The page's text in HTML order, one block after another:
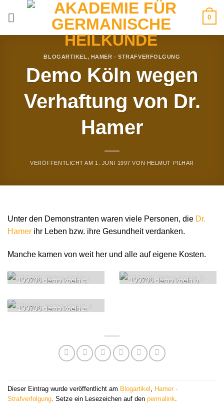
0
BLOGARTIKEL, HAMER - STRAFVERFOLGUNG
Demo Köln wegen
Verhaftung von Dr.
Hamer
VERÖFFENTLICHT AM 1. JUNI 1997 VON HELMUT PILHAR
Unter den Demonstranten waren viele Personen, die Dr.
Hamer ihr Leben bzw. ihre Gesundheit verdanken.
Manche kamen von weit her und alle auf eigene Kosten.
199706 demo koeln c 199706 demo koeln b
199706 demo koeln a
Dieser Eintrag wurde veröffentlicht am Blogartikel
Hamer -
Strafverfolgung . Setze ein Lesezeichen auf den permalink